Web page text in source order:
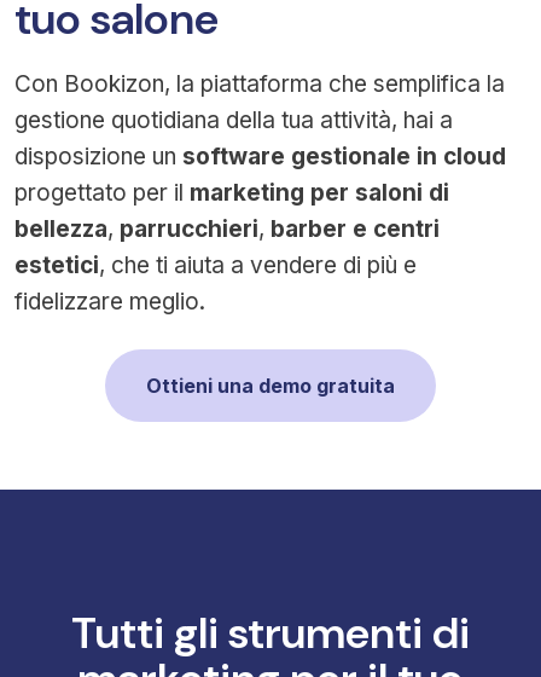
tuo salone
Con Bookizon, la piattaforma che semplifica la
gestione quotidiana della tua attività, hai a
disposizione un software gestionale in cloud
progettato per il marketing per saloni di
bellezza, parrucchieri, barber e centri
estetici, che ti aiuta a vendere di più e
fidelizzare meglio.
Ottieni una demo gratuita
Tutti gli strumenti di